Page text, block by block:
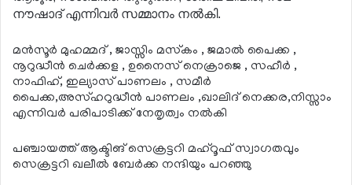
നൗഷാദ് എന്നിവര്‍ സമ്മാനം നല്‍കി.
മന്‍സൂര്‍ മുഹമ്മദ് , ജാസ്സിം മസ്‌കം , ജമാല്‍ പൈക്ക ,
നൂറുദ്ധീന്‍ ചെര്‍ക്കള , ഉനൈസ് നെക്രാജെ , സഹീര്‍ ,
നാഫിഹ്, ഇല്യാസ് പാണലം , സമീര്‍
പൈക്ക,അസ്ഹറുദ്ധീന്‍ പാണലം ,ഖാലിദ് നെക്കര,നിസ്സാം
എന്നിവര്‍ പരിപാടിക്ക് നേതൃത്വം നല്‍കി
പഞ്ചായത്ത് ആക്ടിങ് സെക്രട്ടറി മഹ്റൂഫ് സ്വാഗതവും
സെക്രട്ടറി ഖലീല്‍ ബേര്‍ക്ക നന്ദിയും പറഞ്ഞു